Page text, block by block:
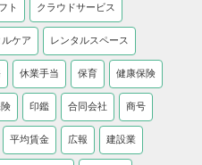
ト クラウドサービス
ケア レンタルスペース
休業手当 保育 健康保険
印鑑 合同会社 商号
平均賃金 広報 建設業